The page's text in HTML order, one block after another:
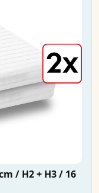
/ H2 + H3 / 16